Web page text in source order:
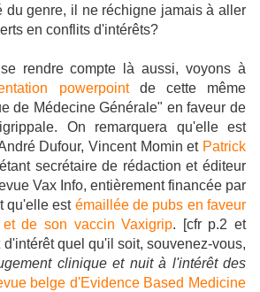
du genre, il ne réchigne jamais à aller
en conflits d'intérêts?
rendre compte là aussi, voyons à
powerpointde cette même
de Médecine Générale" en faveur de
On remarquera qu'elle est
Dufour, Vincent Momin et Patrick
secrétaire de rédaction et éditeur
Vax Info, entièrement financée par
qu'elle est émaillée de pubs en faveur
de son vaccin Vaxigrip. [cfr p.2 et
d'intérêt quel qu'il soit, souvenez-vous,
clinique et nuit à l'intérêt des
belge d'Evidence Based Medicine